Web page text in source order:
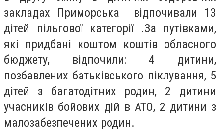
закладах Приморська відпочивали 13
дітей пільгової категорії .За путівками,
які придбані коштом коштів обласного
бюджету, відпочили: 4 дитини,
позбавлених батьківського піклування, 5
дітей з багатодітних родин, 2 дитини
учасників бойових дій в АТО, 2 дитини з
малозабезпечених родин.